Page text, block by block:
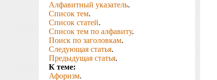
Алфавитный указатель.
Список тем.
Список статей.
Список тем по алфавиту.
Поиск по заголовкам.
Следующая статья.
Предыдущая статья.
К теме:
Афоризм.